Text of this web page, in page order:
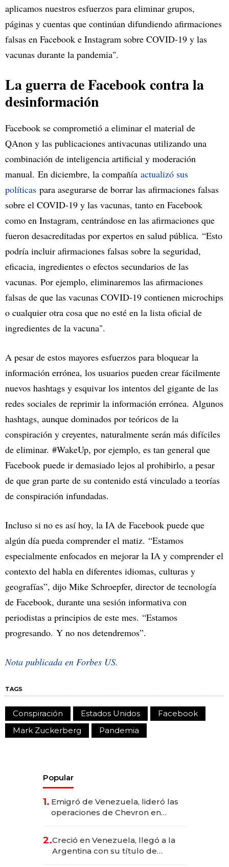
aplicamos nuestros esfuerzos para eliminar grupos,
páginas y cuentas que continúan difundiendo afirmaciones
falsas en Facebook e Instagram sobre COVID-19 y las
vacunas durante la pandemia".
La guerra de Facebook contra la
desinformación
Facebook se comprometió a eliminar el material de
QAnon y las publicaciones antivacunas utilizando una
combinación de inteligencia artificial y moderación
manual. En diciembre, la compañía actualizó sus
políticas para asegurarse de borrar las afirmaciones falsas
sobre el COVID-19 y las vacunas, tanto en Facebook
como en Instagram, centrándose en las afirmaciones que
fueron desacreditadas por expertos en salud pública. “Esto
podría incluir afirmaciones falsas sobre la seguridad,
eficacia, ingredientes o efectos secundarios de las
vacunas. Por ejemplo, eliminaremos las afirmaciones
falsas de que las vacunas COVID-19 contienen microchips
o cualquier otra cosa que no esté en la lista oficial de
ingredientes de la vacuna".
A pesar de estos mayores esfuerzos para bloquear la
información errónea, los usuarios pueden crear fácilmente
nuevos hashtags y esquivar los intentos del gigante de las
redes sociales de reprimir la información errónea. Algunos
hashtags, aunque dominados por teóricos de la
conspiración y creyentes, naturalmente serán más difíciles
de eliminar. #WakeUp, por ejemplo, es tan general que
Facebook puede ir demasiado lejos al prohibirlo, a pesar
de que gran parte de su contenido está vinculado a teorías
de conspiración infundadas.
Incluso si no es así hoy, la IA de Facebook puede que
algún día pueda comprender el matiz. “Estamos
especialmente enfocados en mejorar la IA y comprender el
contexto del habla en diferentes idiomas, culturas y
geografías”, dijo Mike Schroepfer, director de tecnología
de Facebook, durante una sesión informativa con
periodistas a principios de este mes. “Estamos
progresando. Y no nos detendremos”.
Nota publicada en Forbes US.
TAGS
Conspiración Estados Unidos
Facebook
Mark Zuckerberg
Pandemia
Popular
1. Emigró de Venezuela, lideró las
operaciones de Chevron en
2.Creció en Venezuela, llegó a la
Argentina con su título de